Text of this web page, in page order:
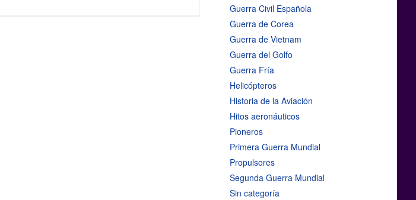
Guerra Civil Española
Guerra de Corea
Guerra de Vietnam
Guerra del Golfo
Guerra Fría
Helicópteros
Historia de la Aviación
Hitos aeronáuticos
Pioneros
Primera Guerra Mundial
Propulsores
Segunda Guerra Mundial
Sin categoría